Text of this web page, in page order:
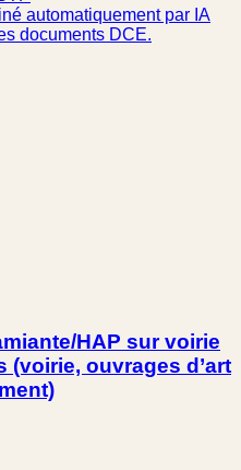
automatiquement par IA
documents DCE.
HAP sur voirie
(voirie, ouvrages d’art